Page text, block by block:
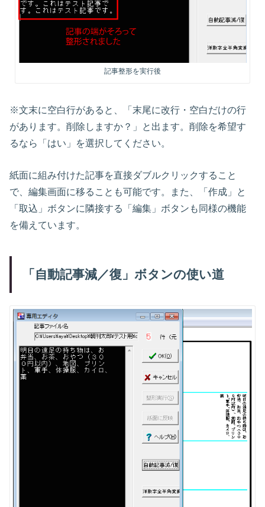
記事整形を実行後
※文末に空白行があると、「末尾に改行・空白だけの行
があります。削除しますか？」と出ます。削除を希望す
るなら「はい」を選択してください。
紙面に組み付けた記事を直接ダブルクリックすること
で、編集画面に移ることも可能です。また、「作成」と
「取込」ボタンに隣接する「編集」ボタンも同様の機能
を備えています。
「自動記事減／復」ボタンの使い道